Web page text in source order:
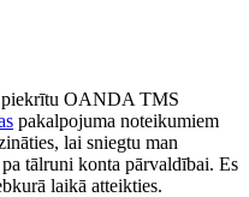
piekrītu OANDA TMS
pakalpojuma noteikumiem
lai sniegtu man
tālruni konta pārvaldībai. Es
laikā atteikties.